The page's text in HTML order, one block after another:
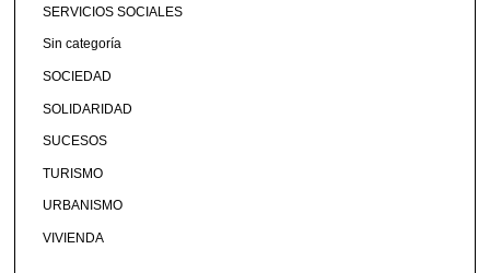
SERVICIOS SOCIALES
Sin categoría
SOCIEDAD
SOLIDARIDAD
SUCESOS
TURISMO
URBANISMO
VIVIENDA